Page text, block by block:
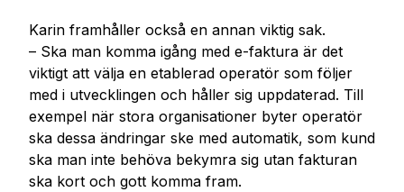
Karin framhåller också en annan viktig sak.
– Ska man komma igång med e-faktura är det
viktigt att välja en etablerad operatör som följer
med i utvecklingen och håller sig uppdaterad. Till
exempel när stora organisationer byter operatör
ska dessa ändringar ske med automatik, som kund
ska man inte behöva bekymra sig utan fakturan
ska kort och gott komma fram.